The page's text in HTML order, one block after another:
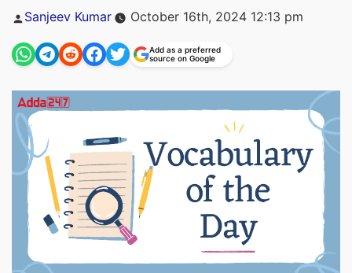
Posted
Sanjeev Kumar October 16th, 2024 12:13 pm
Add as a preferred
source on Google